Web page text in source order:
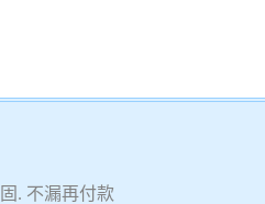
. 不漏再付款